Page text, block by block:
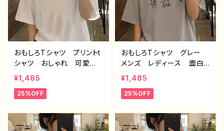
うパンダ タイトル：もしも
し悪パンダ 作：こさつね
C-3
おもしろTシャツ プリントt
シャツ おしゃれ 可愛
い ゆるかわ メンズ レ
ディース 面白Tシャツ イ
ラスト 個性的 おすす
気 イラストレーター 絵
師 クリエイター オリジ
¥1,485
25%OFF
おもしろTシャツ グレー
メンズ レディース 面白T
シャツ ネタTシャツ かわ
いい ねこ ジャズクリエイ
ター イラストレーター
オリジナル デザイン グッ
ズ H-7
¥1,485
25%OFF